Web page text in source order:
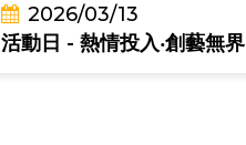
2026/03/13
活動日 - 熱情投入‧創藝無界